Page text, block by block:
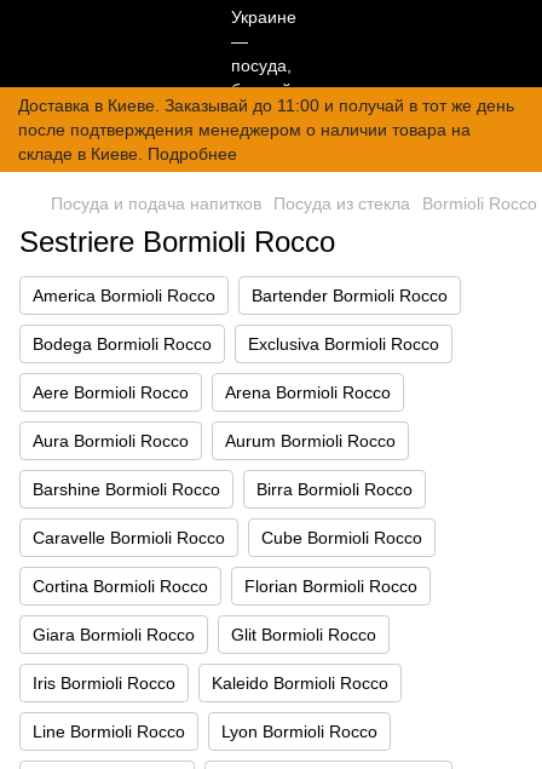
Доставка в Киеве. Заказывай до 11:00 и получай в тот же день
после подтверждения менеджером о наличии товара на
складе в Киеве. Подробнее
Посуда и подача напитков Посуда из стекла Bormioli Rocco
Sestriere Bormioli Rocco
America Bormioli Rocco Bartender Bormioli Rocco
Bodega Bormioli Rocco Exclusiva Bormioli Rocco
Aere Bormioli Rocco Arena Bormioli Rocco
Aura Bormioli Rocco Aurum Bormioli Rocco
Barshine Bormioli Rocco Birra Bormioli Rocco
Caravelle Bormioli Rocco Cube Bormioli Rocco
Cortina Bormioli Rocco Florian Bormioli Rocco
Giara Bormioli Rocco Glit Bormioli Rocco
Iris Bormioli Rocco Kaleido Bormioli Rocco
Line Bormioli Rocco Lyon Bormioli Rocco